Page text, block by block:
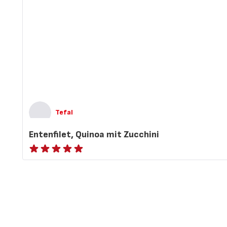
Tefal
Entenfilet, Quinoa mit Zucchini
ratings.NaN